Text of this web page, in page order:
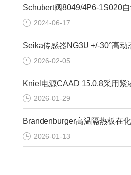
Schubert阀8049/4P6-1S020
2024-06-17
2026-02-05
2026-01-29
2026-01-13